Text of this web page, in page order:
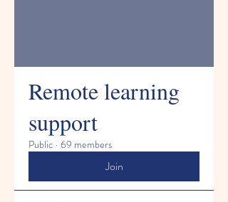
Remote learning
support
Public · 69 members
Join